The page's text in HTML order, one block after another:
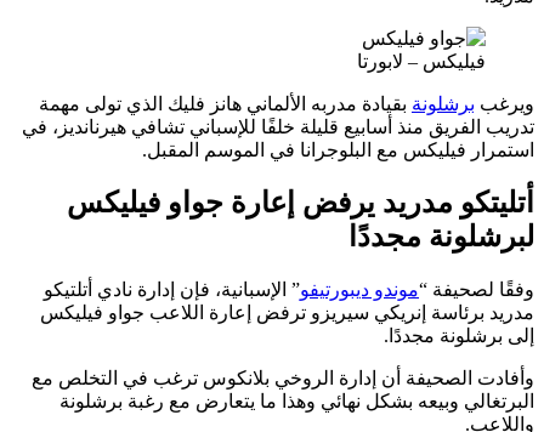
– لابورتا
برشلونةبقيادة مدربه الألماني هانز فليك الذي تولى مهمة
منذ أسابيع قليلة خلفًا للإسباني تشافي هيرنانديز، في
فيليكس مع البلوجرانا في الموسم المقبل.
مدريد يرفض إعارة جواو فيليكس
مجددًا
“موندو ديبورتيفو” الإسبانية، فإن إدارة نادي أتلتيكو
إنريكي سيريزو ترفض إعارة اللاعب جواو فيليكس
مجددًا.
الصحيفة أن إدارة الروخي بلانكوس ترغب في التخلص مع
وبيعه بشكل نهائي وهذا ما يتعارض مع رغبة برشلونة